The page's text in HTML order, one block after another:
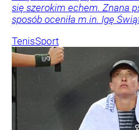
się szerokim echem. Znana
sposób oceniła m.in. Igę
TenisSport